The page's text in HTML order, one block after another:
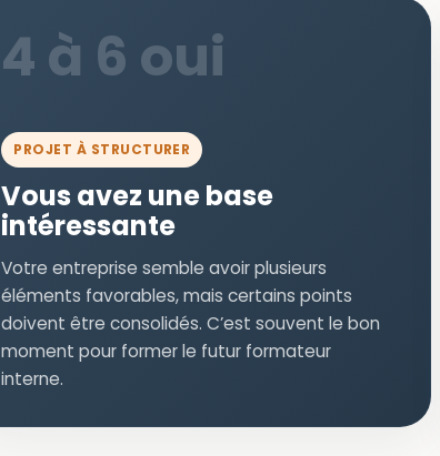
4 à 6 oui
PROJET À STRUCTURER
Vous avez une base
intéressante
Votre entreprise semble avoir plusieurs
éléments favorables, mais certains points
doivent être consolidés. C’est souvent le bon
moment pour former le futur formateur
interne.